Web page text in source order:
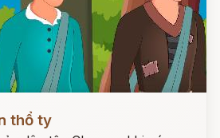
thổ ty